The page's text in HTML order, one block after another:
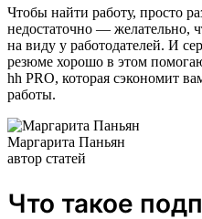
Чтобы найти работу, просто
недостаточно — желательно,
на виду у работодателей. И
резюме хорошо в этом
hh PRO, которая сэкономит
работы.
Маргарита Паньян
автор статей
Что такое